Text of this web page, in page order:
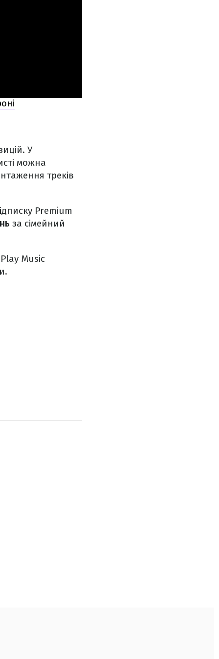
У
можна
треків
Premium
за сімейний
Music